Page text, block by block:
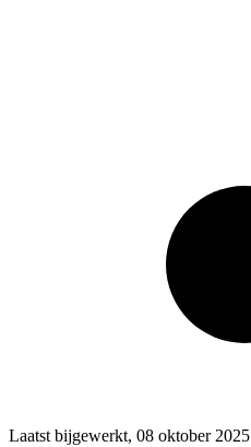
Laatst bijgewerkt, 08 oktober 2025